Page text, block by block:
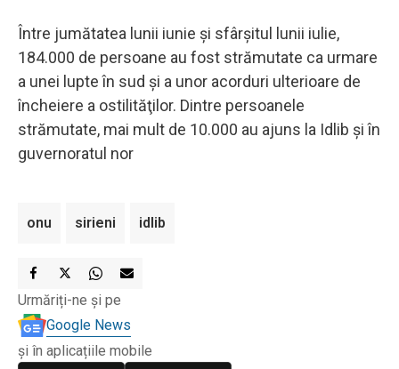
Între jumătatea lunii iunie şi sfârşitul lunii iulie,
184.000 de persoane au fost strămutate ca urmare
a unei lupte în sud şi a unor acorduri ulterioare de
încheiere a ostilităţilor. Dintre persoanele
strămutate, mai mult de 10.000 au ajuns la Idlib şi în
guvernoratul nor
onu sirieni idlib
Urmăriți-ne și pe
Google News
și în aplicațiile mobile